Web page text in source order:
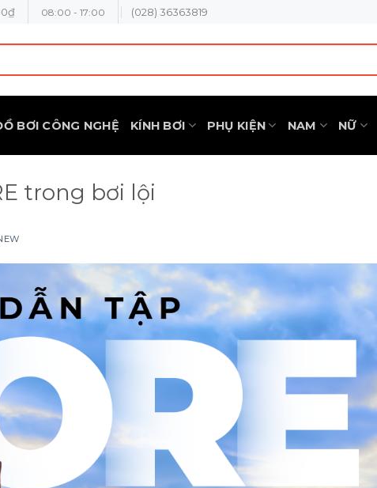
08:00 - 17:00 (028) 36363819
BƠI CÔNG NGHỆ KÍNH BƠI PHỤ KIỆN NAM NỮ
trong bơi lội